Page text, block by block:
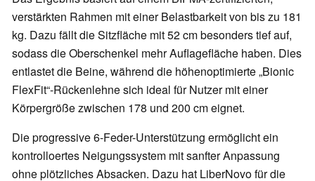
verstärkten Rahmen mit einer Belastbarkeit von bis zu 181
kg. Dazu fällt die Sitzfläche mit 52 cm besonders tief auf,
sodass die Oberschenkel mehr Auflagefläche haben. Dies
entlastet die Beine, während die höhenoptimierte „Bionic
FlexFit“-Rückenlehne sich ideal für Nutzer mit einer
Körpergröße zwischen 178 und 200 cm eignet.
Die progressive 6-Feder-Unterstützung ermöglicht ein
kontrolloertes Neigungssystem mit sanfter Anpassung
ohne plötzliches Absacken. Dazu hat LiberNovo für die